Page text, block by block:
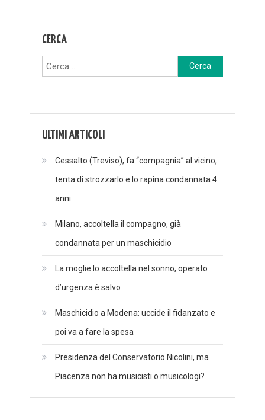
CERCA
Ricerca
per:
ULTIMI ARTICOLI
Cessalto (Treviso), fa “compagnia” al vicino,
tenta di strozzarlo e lo rapina condannata 4
anni
Milano, accoltella il compagno, già
condannata per un maschicidio
La moglie lo accoltella nel sonno, operato
d’urgenza è salvo
Maschicidio a Modena: uccide il fidanzato e
poi va a fare la spesa
Presidenza del Conservatorio Nicolini, ma
Piacenza non ha musicisti o musicologi?